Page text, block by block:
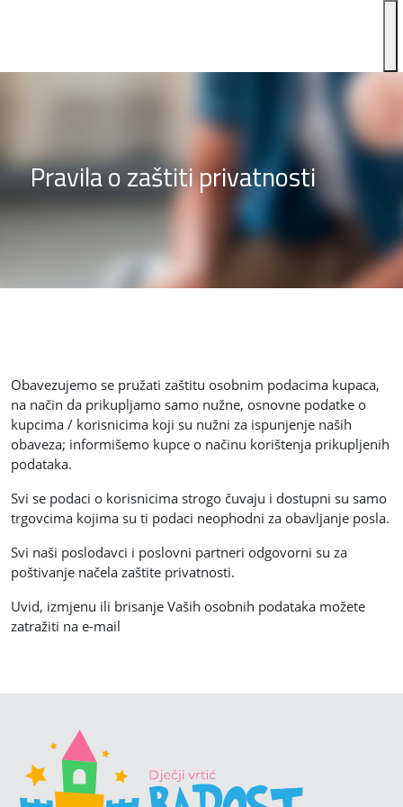
Pravila o zaštiti privatnosti
Obavezujemo se pružati zaštitu osobnim podacima kupaca,
na način da prikupljamo samo nužne, osnovne podatke o
kupcima / korisnicima koji su nužni za ispunjenje naših
obaveza; informišemo kupce o načinu korištenja prikupljenih
podataka.
Svi se podaci o korisnicima strogo čuvaju i dostupni su samo
trgovcima kojima su ti podaci neophodni za obavljanje posla.
Svi naši poslodavci i poslovni partneri odgovorni su za
poštivanje načela zaštite privatnosti.
Uvid, izmjenu ili brisanje Vaših osobnih podataka možete
zatražiti na e-mail